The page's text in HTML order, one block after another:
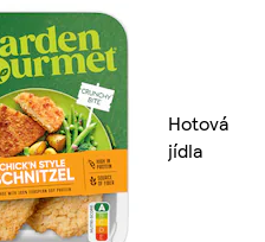
Hotová
jídla